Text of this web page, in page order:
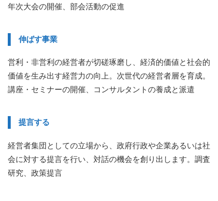
年次大会の開催、部会活動の促進
伸ばす事業
営利・非営利の経営者が切磋琢磨し、経済的価値と社会的
価値を生み出す経営力の向上。次世代の経営者層を育成。
講座・セミナーの開催、コンサルタントの養成と派遣
提言する
経営者集団としての立場から、政府行政や企業あるいは社
会に対する提言を行い、対話の機会を創り出します。調査
研究、政策提言